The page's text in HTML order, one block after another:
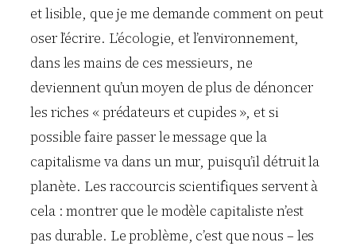
et lisible, que je me demande comment on peut
oser l’écrire. L’écologie, et l’environnement,
dans les mains de ces messieurs, ne
deviennent qu’un moyen de plus de dénoncer
les riches « prédateurs et cupides », et si
possible faire passer le message que la
capitalisme va dans un mur, puisqu’il détruit la
planète. Les raccourcis scientifiques servent à
cela : montrer que le modèle capitaliste n’est
pas durable. Le problème, c’est que nous – les